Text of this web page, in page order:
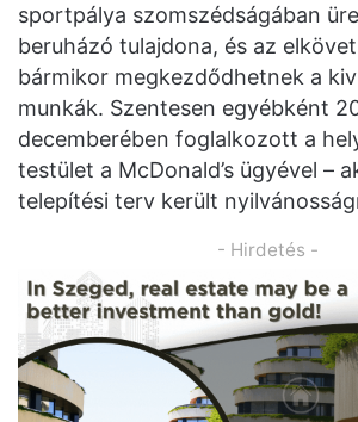
sportpálya szomszédságában
beruházó tulajdona, és az
bármikor megkezdődhetnek a
munkák. Szentesen egyébként
decemberében foglalkozott a
testület a McDonald’s ügyével –
telepítési terv került
- Hirdetés -